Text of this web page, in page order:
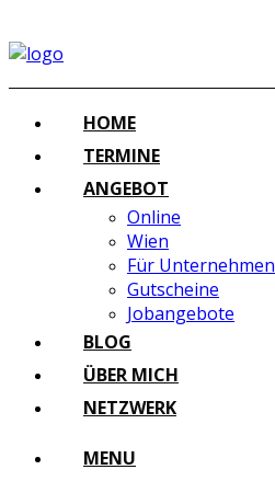
HOME
TERMINE
ANGEBOT
Online
Wien
Für Unternehmen
Gutscheine
Jobangebote
BLOG
ÜBER MICH
NETZWERK
MENU